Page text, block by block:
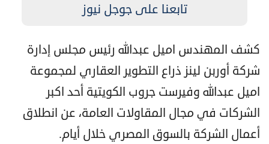
تابعنا على جوجل نيوز
كشف المهندس اميل عبدالله رئيس مجلس إدارة
شركة أوربن لينز ذراع التطوير العقاري لمجموعة
اميل عبدالله وفيرست جروب الكويتية أحد اكبر
الشركات في مجال المقاولات العامة، عن انطلاق
أعمال الشركة بالسوق المصري خلال أيام.